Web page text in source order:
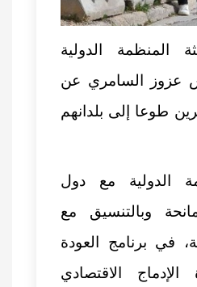
المنظمة الدولية
عزوز السامري عن
مهاجرين طوعا إلى بلدانهم
الدولية مع دول
وبالتنسيق مع
في برنامج العودة
الإدماج الاقتصادي